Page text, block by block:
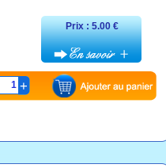
Prix : 5.00 €
1